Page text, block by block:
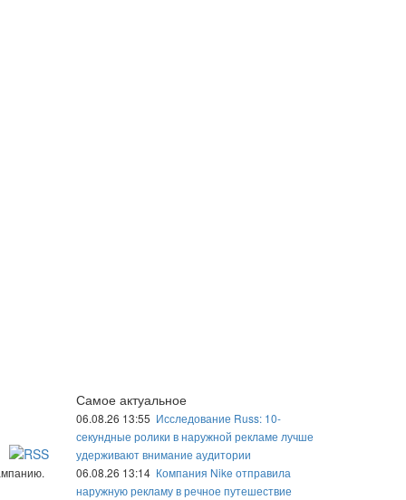
Самое актуальное
06.08.26 13:55 Исследование Russ: 10-
секундные ролики в наружной рекламе лучше
удерживают внимание аудитории
06.08.26 13:14 Компания Nike отправила
наружную рекламу в речное путешествие